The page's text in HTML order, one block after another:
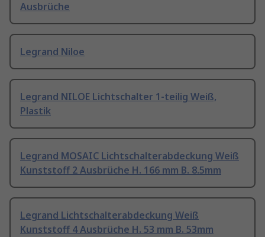
Ausbrüche
Legrand Niloe
Legrand NILOE Lichtschalter 1-teilig Weiß,
Plastik
Legrand MOSAIC Lichtschalterabdeckung Weiß
Kunststoff 2 Ausbrüche H. 166 mm B. 8.5mm
Legrand Lichtschalterabdeckung Weiß
Kunststoff 4 Ausbrüche H. 53 mm B. 53mm